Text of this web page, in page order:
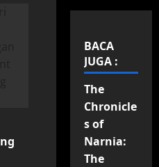
BACA
JUGA :
The
Chronicle
s of
Narnia:
The